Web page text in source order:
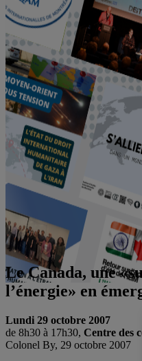
Le Canada, une
l’énergie» en
Lundi 29 octobre 2007
de 8h30 à 17h30, Centre des
Colonel By, 29 octobre 2007